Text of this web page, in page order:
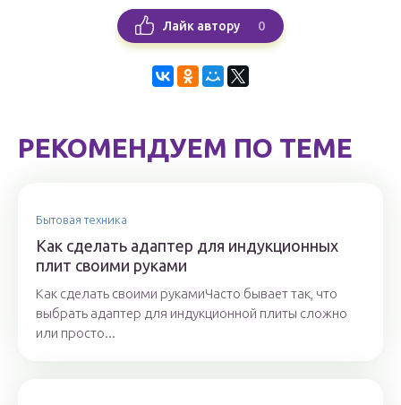
Лайк автору 0
РЕКОМЕНДУЕМ ПО ТЕМЕ
Бытовая техника
Как сделать адаптер для индукционных
плит своими руками
Как сделать своими рукамиЧасто бывает так, что
выбрать адаптер для индукционной плиты сложно
или просто...